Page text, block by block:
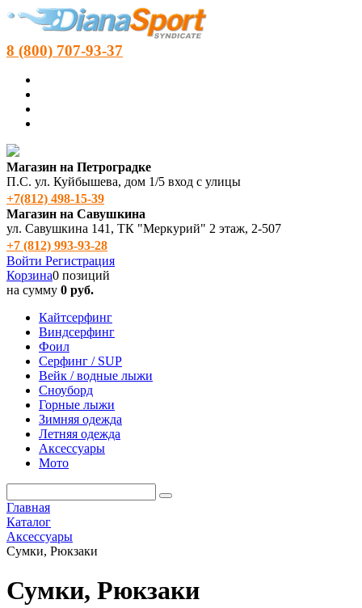
8 (800) 707-93-37
Магазин на Петроградке
П.С. ул. Куйбышева, дом 1/5 вход с улицы
+7(812) 498‑15-39
Магазин на Савушкина
ул. Савушкина 141, ТК "Меркурий" 2 этаж, 2-507
+7 (812) 993-93-28
Войти Регистрация
Корзина0 позиций
на сумму 0 руб.
Кайтсерфинг
Виндсерфинг
Фоил
Серфинг / SUP
Вейк / водные лыжи
Сноуборд
Горные лыжи
Зимняя одежда
Летняя одежда
Аксессуары
Мото
Главная
Каталог
Аксессуары
Сумки, Рюкзаки
Сумки, Рюкзаки